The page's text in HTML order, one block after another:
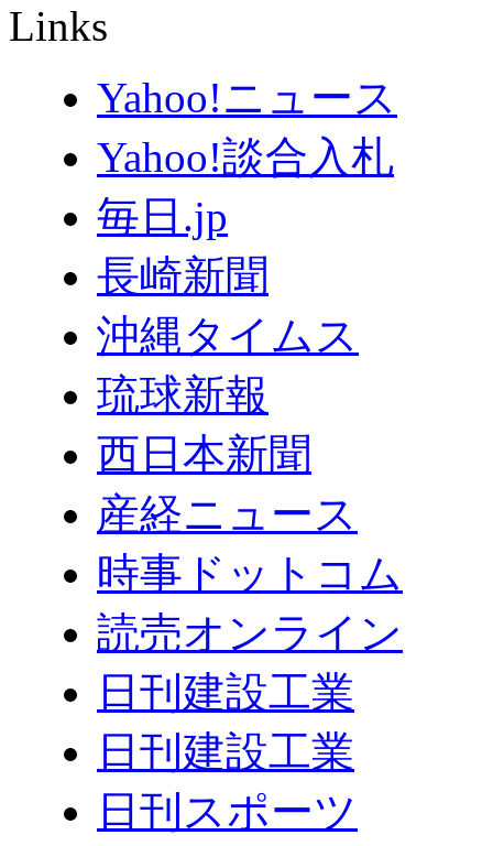
Links
Yahoo!ニュース
Yahoo!談合入札
毎日.jp
長崎新聞
沖縄タイムス
琉球新報
西日本新聞
産経ニュース
時事ドットコム
読売オンライン
日刊建設工業
日刊建設工業
日刊スポーツ